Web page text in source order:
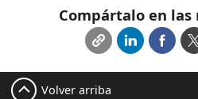
Compártalo en las
Volver arriba